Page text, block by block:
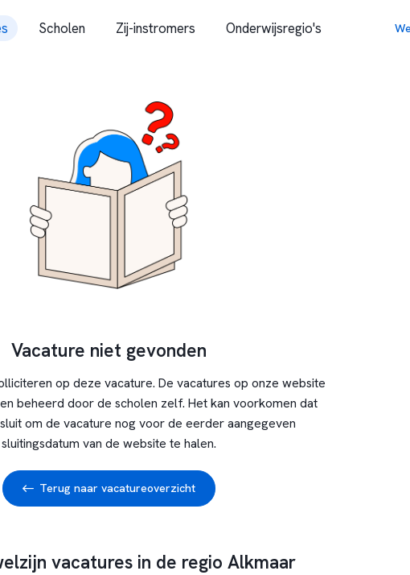
Scholen Zij-instromers Onderwijsregio's
Vacature niet gevonden
op deze vacature. De vacatures op onze website
beheerd door de scholen zelf. Het kan voorkomen dat
om de vacature nog voor de eerder aangegeven
sluitingsdatum van de website te halen.
Terug naar vacatureoverzicht
vacatures in de regio Alkmaar